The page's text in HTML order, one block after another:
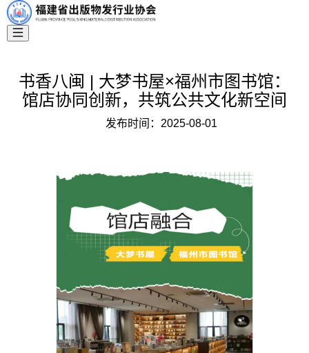
书香八闽 | 大梦书屋×福州市图书馆：
馆店协同创新，共筑公共文化新空间
发布时间： 2025-08-01